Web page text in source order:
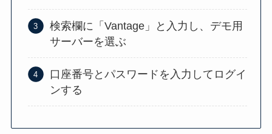
検索欄に「Vantage」と入力し、デモ用
サーバーを選ぶ
口座番号とパスワードを入力してログイ
ンする